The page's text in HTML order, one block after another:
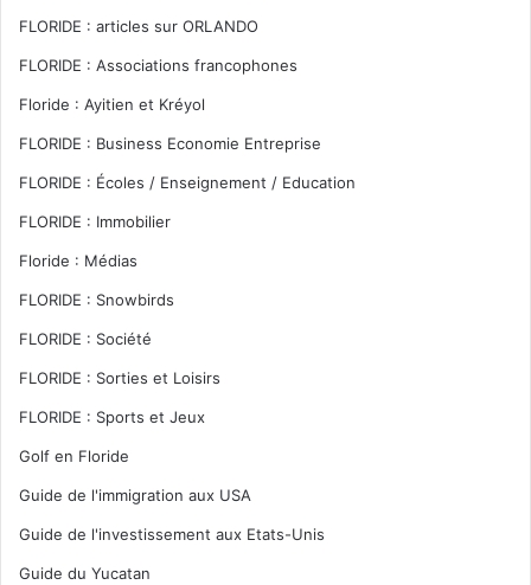
FLORIDE : articles sur ORLANDO
FLORIDE : Associations francophones
Floride : Ayitien et Kréyol
FLORIDE : Business Economie Entreprise
FLORIDE : Écoles / Enseignement / Education
FLORIDE : Immobilier
Floride : Médias
FLORIDE : Snowbirds
FLORIDE : Société
FLORIDE : Sorties et Loisirs
FLORIDE : Sports et Jeux
Golf en Floride
Guide de l'immigration aux USA
Guide de l'investissement aux Etats-Unis
Guide du Yucatan